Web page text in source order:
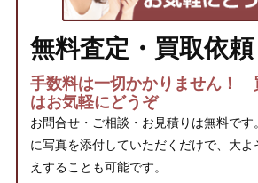
無料査定・買取依頼
手数料は一切かかりません！
はお気軽にどうぞ
お問合せ・ご相談・お見積りは無料です
に写真を添付していただくだけで、大
えすることも可能です。